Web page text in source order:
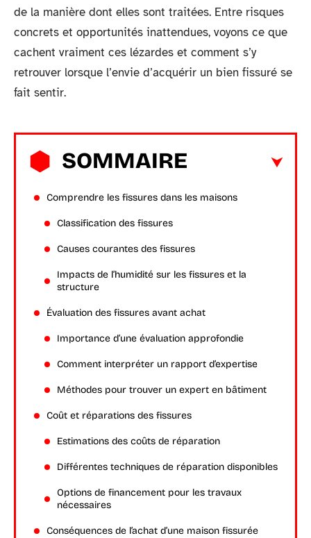
de la manière dont elles sont traitées. Entre risques
concrets et opportunités inattendues, voyons ce que
cachent vraiment ces lézardes et comment s’y
retrouver lorsque l’envie d’acquérir un bien fissuré se
fait sentir.
SOMMAIRE
Comprendre les fissures dans les maisons
Classification des fissures
Causes courantes des fissures
Impacts de l’humidité sur les fissures et la
structure
Évaluation des fissures avant achat
Importance d’une évaluation approfondie
Comment interpréter un rapport d’expertise
Méthodes pour trouver un expert en bâtiment
Coût et réparations des fissures
Estimations des coûts de réparation
Différentes techniques de réparation disponibles
Options de financement pour les travaux
nécessaires
Conséquences de l’achat d’une maison fissurée